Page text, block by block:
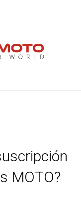
MOTO?